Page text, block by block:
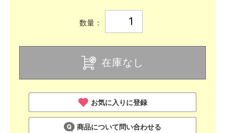
数量：
在庫なし
お気に入りに登録
商品について問い合わせる